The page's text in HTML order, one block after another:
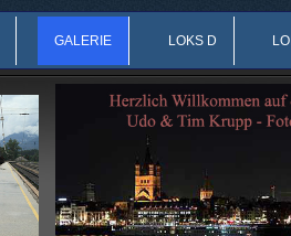
GALERIE LOKS D